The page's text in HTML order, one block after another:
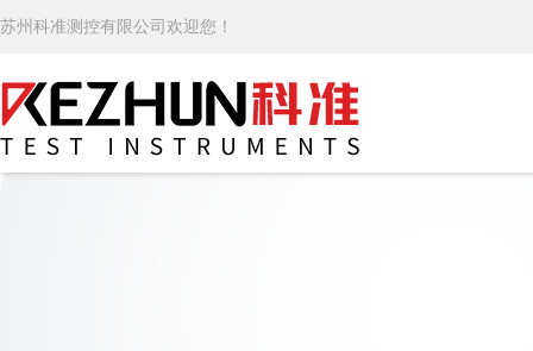
苏州科准测控有限公司欢迎您！